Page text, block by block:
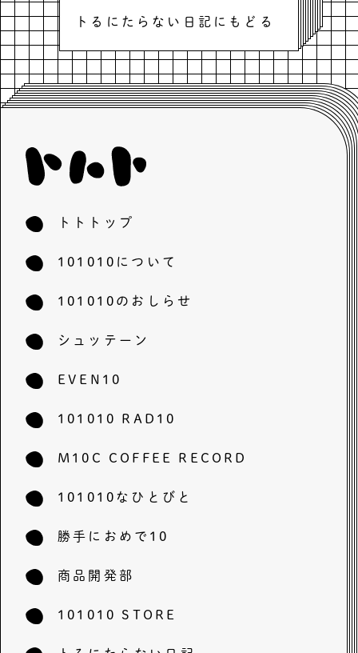
トるにたらない日記にもどる
トトトップ
101010について
101010のおしらせ
シュッテーン
EVEN10
101010 RAD10
M10C COFFEE RECORD
101010なひとびと
勝手におめで10
商品開発部
101010 STORE